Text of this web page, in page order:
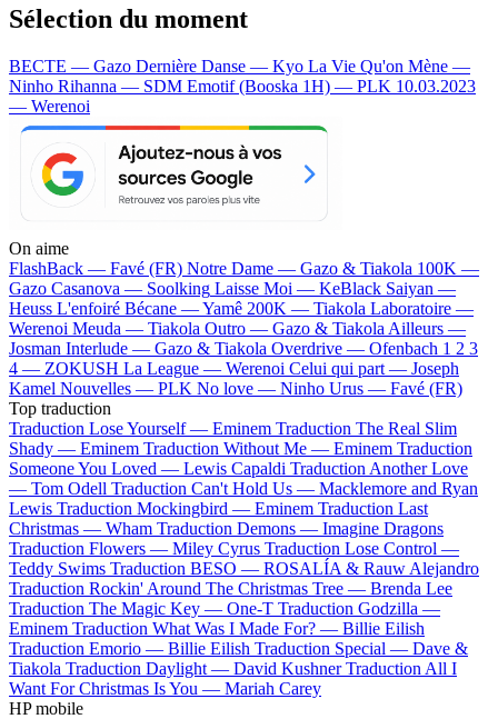
Sélection du moment
BECTE — Gazo Dernière Danse — Kyo La Vie Qu'on Mène —
Ninho Rihanna — SDM Emotif (Booska 1H) — PLK 10.03.2023
— Werenoi
On aime
FlashBack — Favé (FR) Notre Dame — Gazo & Tiakola 100K —
Gazo Casanova — Soolking Laisse Moi — KeBlack Saiyan —
Heuss L'enfoiré Bécane —Yamê 200K — Tiakola Laboratoire —
Werenoi Meuda — Tiakola Outro — Gazo & Tiakola Ailleurs —
Josman Interlude — Gazo & Tiakola Overdrive — Ofenbach 1 2 3
4 — ZOKUSH La League — Werenoi Celui qui part — Joseph
Kamel Nouvelles — PLK No love — Ninho Urus — Favé (FR)
Top traduction
Traduction Lose Yourself — Eminem Traduction The Real Slim
Shady — Eminem Traduction Without Me — Eminem Traduction
Someone You Loved — Lewis Capaldi Traduction Another Love
— Tom Odell Traduction Can't Hold Us — Macklemore and Ryan
Lewis Traduction Mockingbird — Eminem Traduction Last
Christmas — Wham Traduction Demons — Imagine Dragons
Traduction Flowers — Miley Cyrus Traduction Lose Control —
Teddy Swims Traduction BESO — ROSALÍA & Rauw Alejandro
Traduction Rockin' Around The Christmas Tree — Brenda Lee
Traduction The Magic Key — One-T Traduction Godzilla —
Eminem Traduction What Was I Made For? — Billie Eilish
Traduction Emorio — Billie Eilish Traduction Special — Dave &
Tiakola Traduction Daylight — David Kushner Traduction All I
Want For Christmas Is You — Mariah Carey
HP mobile